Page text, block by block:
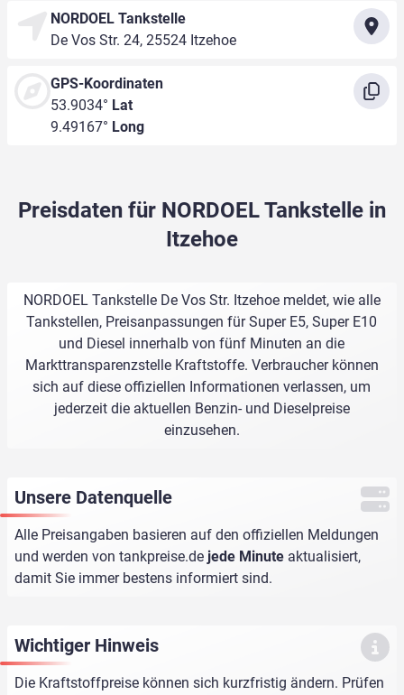
NORDOEL Tankstelle
De Vos Str. 24, 25524 Itzehoe
GPS-Koordinaten
53.9034° Lat
9.49167° Long
Preisdaten für NORDOEL Tankstelle in
Itzehoe
NORDOEL Tankstelle De Vos Str. Itzehoe meldet, wie alle
Tankstellen, Preisanpassungen für Super E5, Super E10
und Diesel innerhalb von fünf Minuten an die
Markttransparenzstelle Kraftstoffe. Verbraucher können
sich auf diese offiziellen Informationen verlassen, um
jederzeit die aktuellen Benzin- und Dieselpreise
einzusehen.
Unsere Datenquelle
Alle Preisangaben basieren auf den offiziellen Meldungen
und werden von tankpreise.de jede Minute aktualisiert,
damit Sie immer bestens informiert sind.
Wichtiger Hinweis
Die Kraftstoffpreise können sich kurzfristig ändern. Prüfen